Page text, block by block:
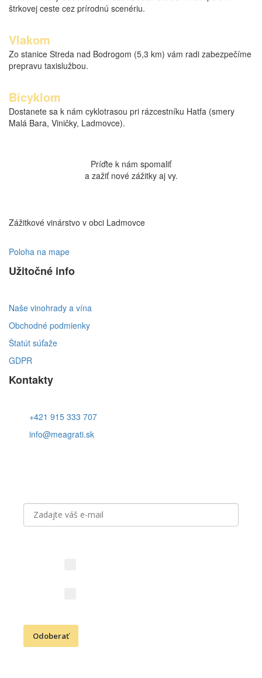
štrkovej ceste cez prírodnú scenériu.
Vlakom
Zo stanice Streda nad Bodrogom (5,3 km) vám radi zabezpečíme
prepravu taxislužbou.
Bicyklom
Dostanete sa k nám cyklotrasou pri rázcestníku Hatfa (smery
Malá Bara, Viničky, Ladmovce).
Príďte k nám spomaliť
a zažiť nové zážitky aj vy.
Zážitkové vinárstvo v obci Ladmovce
Poloha na mape
Užitočné info
Naše vinohrady a vína
Obchodné podmienky
Štatút súťaže
GDPR
Kontakty
+421 915 333 707
info@meagrati.sk
Odoberať